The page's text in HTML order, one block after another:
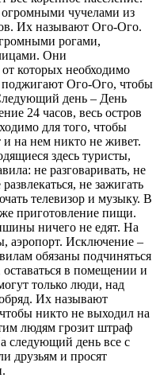
огромными чучелами из
Их называют Ого-Ого.
рогами,
Они
которых необходимо
поджигают Ого-Ого, чтобы
день – День
24 часов, весь остров
для того, чтобы
на нем никто не живет.
здесь туристы,
не разговаривать, не
не зажигать
телевизор и музыку. В
приготовление пищи.
ничего не едят. На
аэропорт. Исключение –
обязаны подчиняться
оставаться в помещении и
только люди, над
Их называют
никто не выходил на
людям грозит штраф
следующий день все с
друзьям и просят